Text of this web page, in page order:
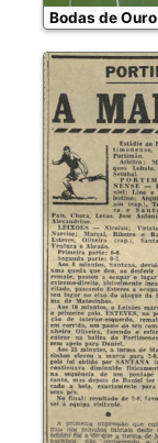
Bodas de Ouro